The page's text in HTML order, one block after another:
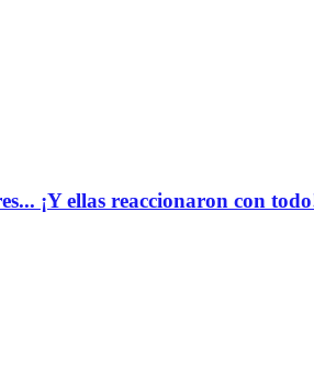
¡Y ellas reaccionaron con